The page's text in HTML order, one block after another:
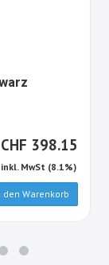
CHF CHF
398.15
inkl. MwSt (8.1%)
den Warenkorb